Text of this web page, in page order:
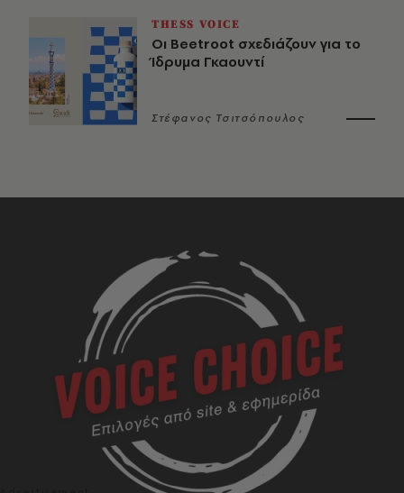
THESS VOICE
Οι Beetroot σχεδιάζουν για το
Ίδρυμα Γκαουντί
Στέφανος Τσιτσόπουλος